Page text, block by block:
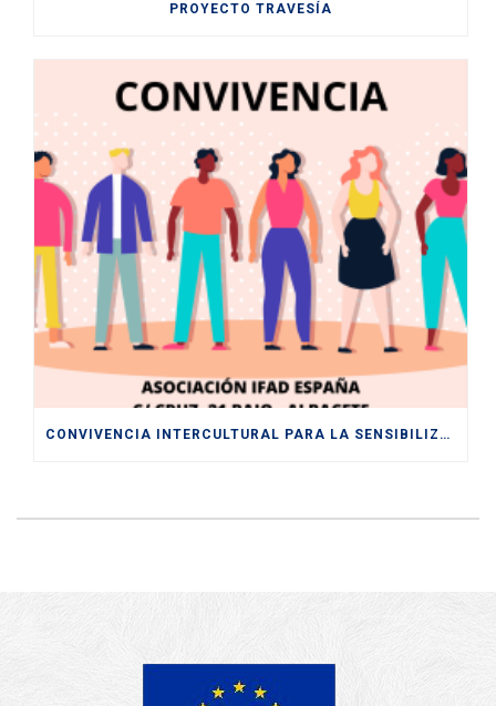
PROYECTO TRAVESÍA
CONVIVENCIA INTERCULTURAL PARA LA SENSIBILIZACIÓN HACIA UNA SOCIEDAD PLURAL Y DIVERSA ENTRE LOS Y LAS JÓVENES